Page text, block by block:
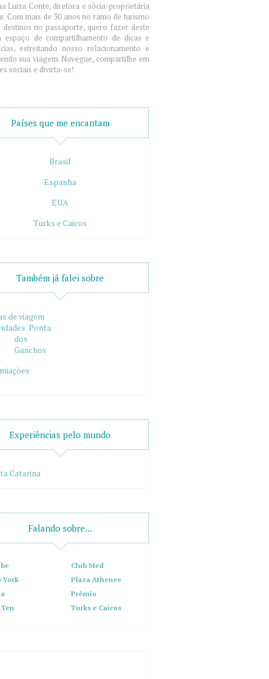
Luiza Conte, diretora e sócia-proprietária
Com mais de 30 anos no ramo de turismo
destinos no passaporte, quero fazer deste
espaço de compartilhamento de dicas e
estreitando nosso relacionamento e
sua viagem. Navegue, compartilhe em
sociais e divirta-se!
Países que me encantam
Brasil
Espanha
EUA
Turks e Caicos
Também já falei sobre
de viagem
Ponta
dos
Ganchos
Experiências pelo mundo
Catarina
Falando sobre...
Club Med
York
Plaza Athenee
Prêmio
Turks e Caicos